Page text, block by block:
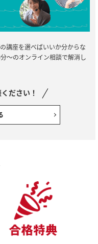
講座を選べばいいか分からな
～のオンライン相談で解消し
ださい！